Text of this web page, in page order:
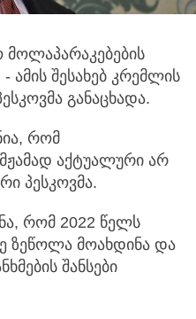
მოლაპარაკებების
ამის შესახებ კრემლის
განაცხადა.
რომ
აქტუალური არ
პესკოვმა.
რომ 2022 წელს
ზეწოლა მოახდინა და
შანსები